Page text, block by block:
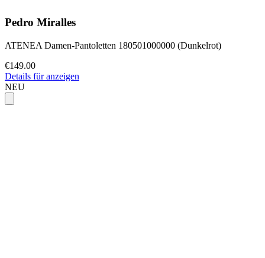
Pedro Miralles
ATENEA Damen-Pantoletten 180501000000 (Dunkelrot)
€149.00
Details für anzeigen
NEU